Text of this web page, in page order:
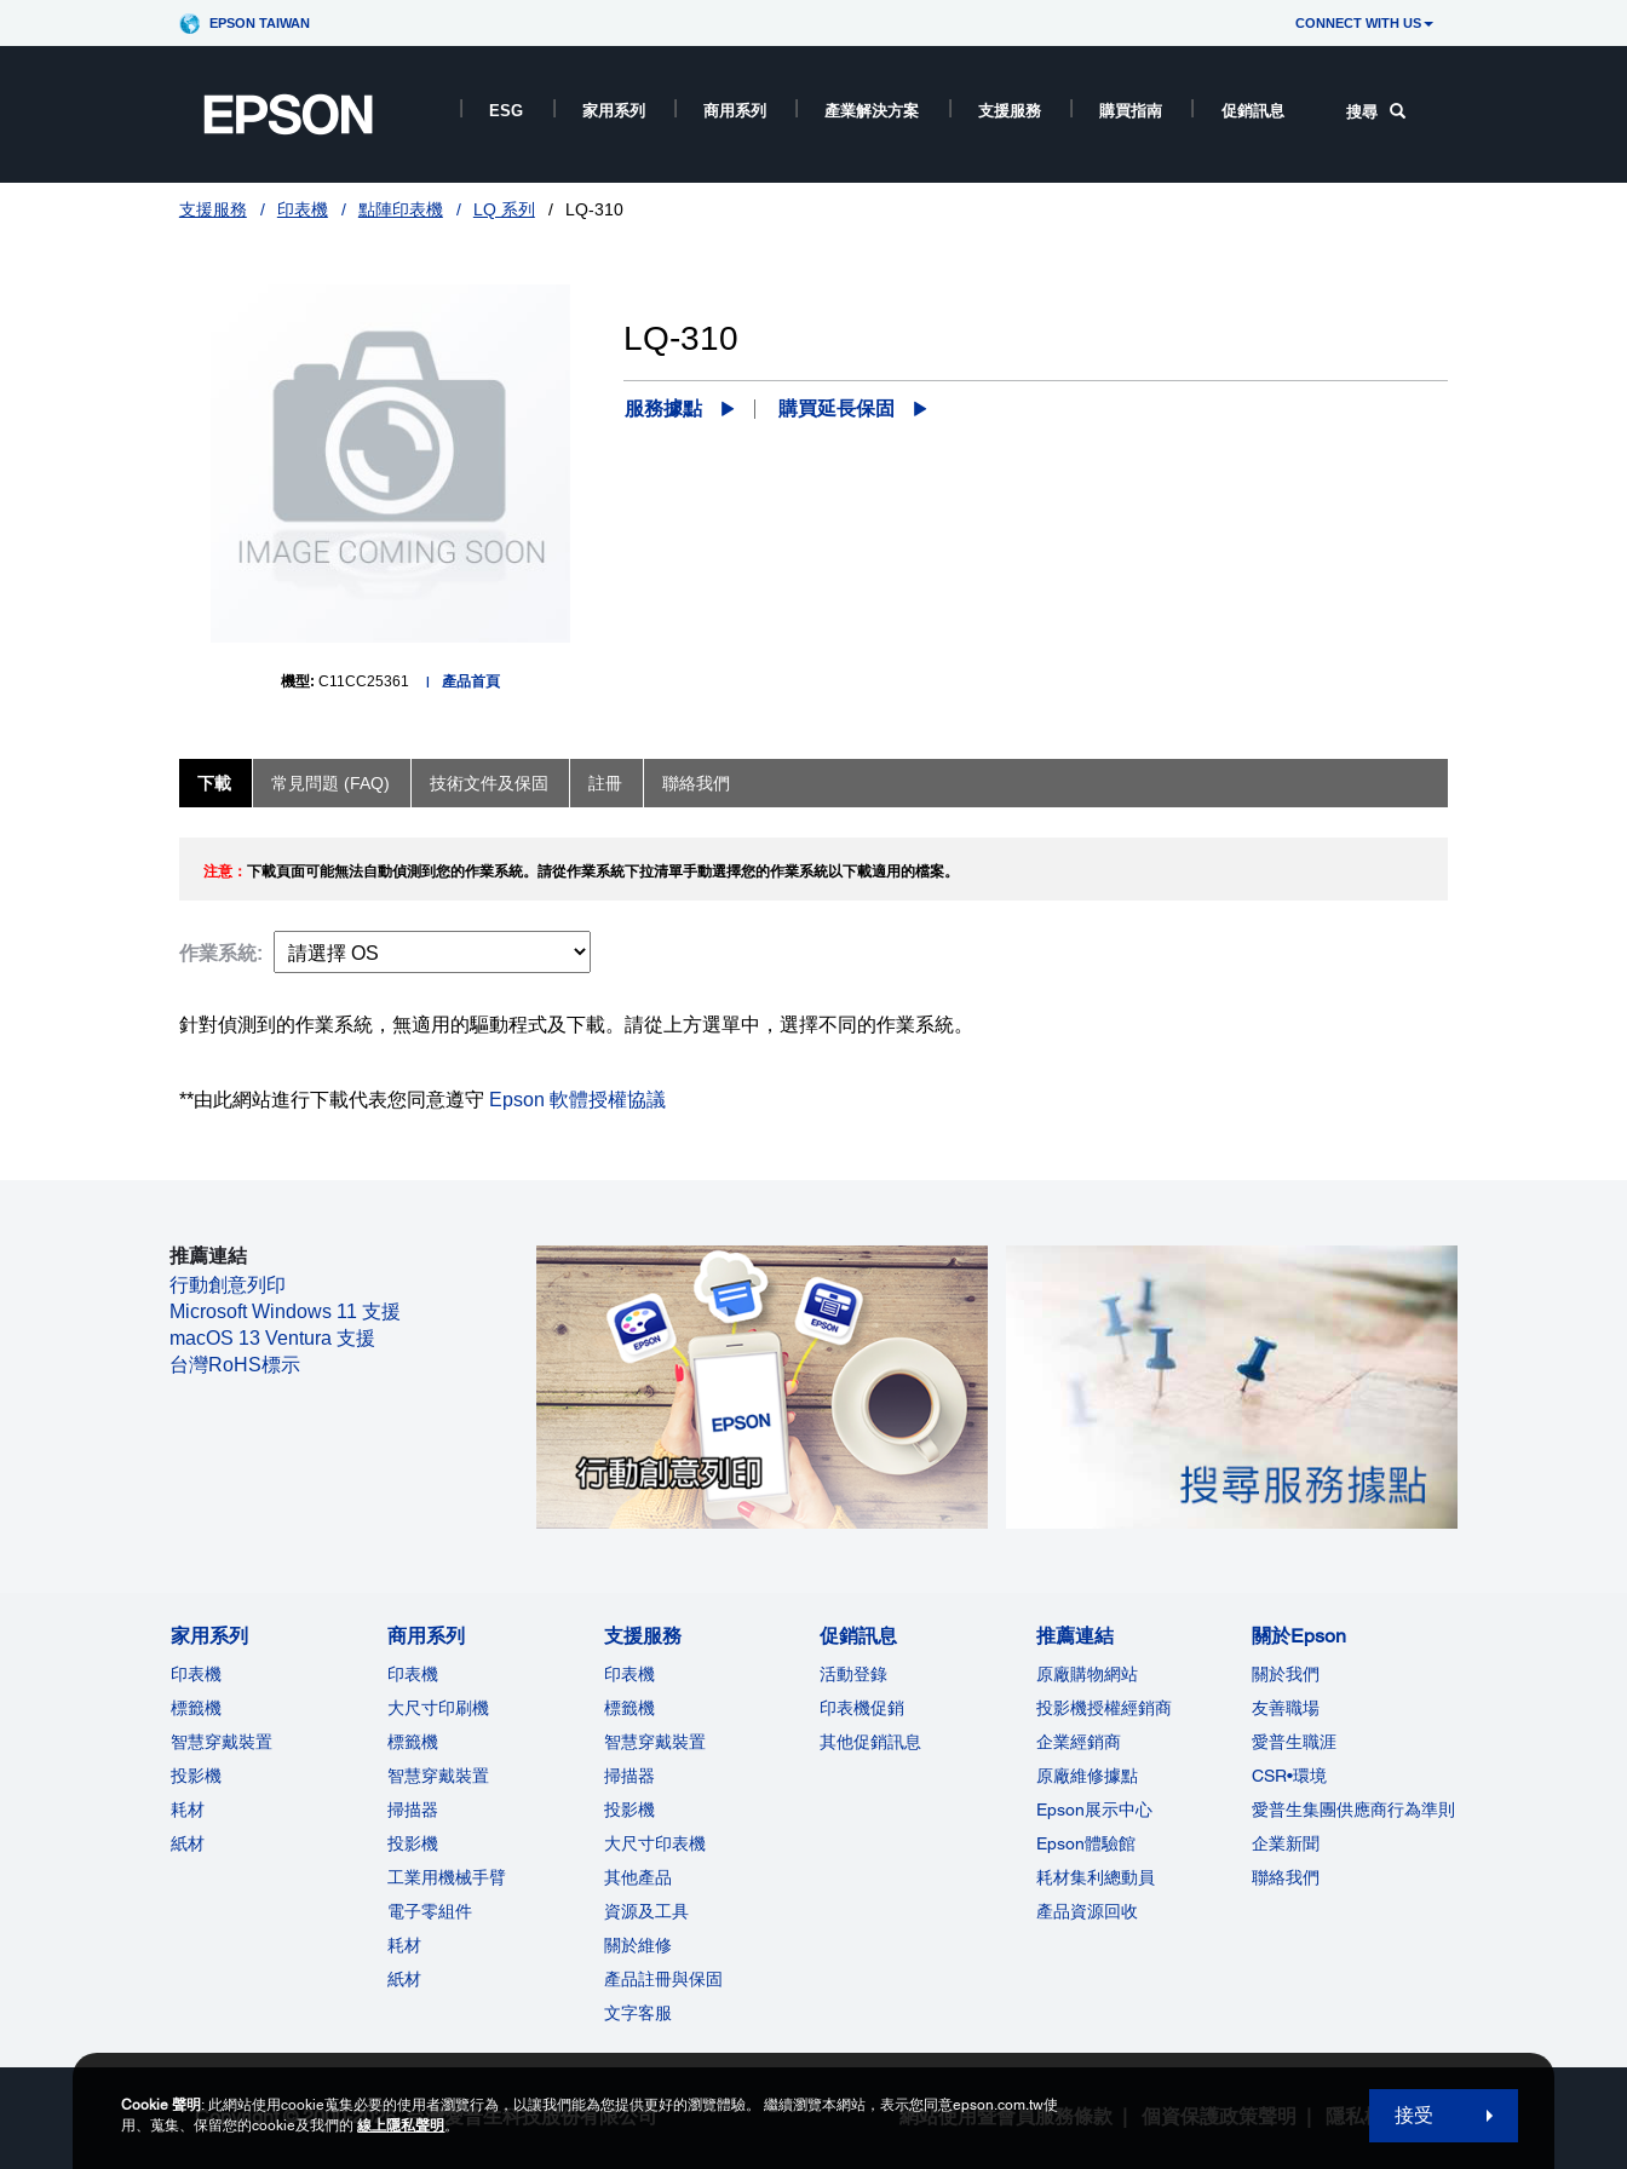
EPSON TAIWAN CONNECT WITH US
ESG 家用系列 商用系列 產業解決方案 支援服務 購買指南 促銷訊息 搜尋
支援服務 印表機 點陣印表機 LQ 系列 LQ-310
機型:C11CC25361 產品首頁
LQ-310
服務據點 購買延長保固
下載 常見問題 (FAQ) 技術文件及保固 註冊 聯絡我們
注意： 下載頁面可能無法自動偵測到您的作業系統。請從作業系統下拉清單手動選擇您的作業系統以下載適用的檔案。
作業系統:
針對偵測到的作業系統，無適用的驅動程式及下載。請從上方選單中，選擇不同的作業系統。
**由此網站進行下載代表您同意遵守 Epson 軟體授權協議
推薦連結
行動創意列印
Microsoft Windows 11 支援
macOS 13 Ventura 支援
台灣RoHS標示
家用系列
印表機
標籤機
智慧穿戴裝置
投影機
耗材
紙材
商用系列
印表機
大尺寸印刷機
標籤機
智慧穿戴裝置
掃描器
投影機
工業用機械手臂
電子零組件
耗材
紙材
支援服務
印表機
標籤機
智慧穿戴裝置
掃描器
投影機
大尺寸印表機
其他產品
資源及工具
關於維修
產品註冊與保固
文字客服
促銷訊息
活動登錄
印表機促銷
其他促銷訊息
推薦連結
原廠購物網站
投影機授權經銷商
企業經銷商
原廠維修據點
Epson展示中心
Epson體驗館
耗材集利總動員
產品資源回收
關於Epson
關於我們
友善職場
愛普生職涯
CSR•環境
愛普生集團供應商行為準則
企業新聞
聯絡我們
Copyright © 2000-2026 台灣愛普生科技股份有限公司 網站使用暨會員服務條款 個資保護政策聲明 隱私權政策
Cookie 聲明 : 此網站使用cookie蒐集必要的使用者瀏覽行為，以讓我們能為您提供更好的瀏覽體驗。 繼續瀏覽本網站，表示您同意epson.com.tw使
用、蒐集、保留您的cookie及我們的線上隱私聲明 。 接受